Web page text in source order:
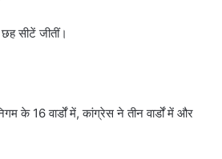
सीटें जीतीं।
के 16 वार्डों में, कांग्रेस ने तीन वार्डों में और